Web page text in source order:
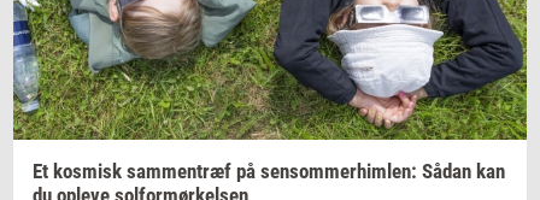
Et kos­misk sam­men­træf på sen­som­mer­him­len: Sådan kan